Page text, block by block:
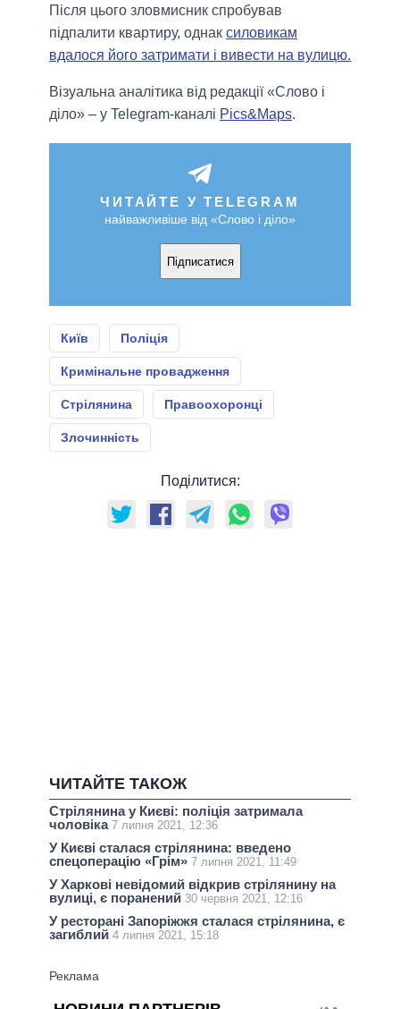
Після цього зловмисник спробував
підпалити квартиру, однак силовикам
вдалося його затримати і вивести на вулицю.
Візуальна аналітика від редакції «Слово і
діло» – у Telegram-каналі Pics&Maps.
ЧИТАЙТЕ У TELEGRAM
найважливіше від «Слово і діло»
Підписатися
Київ Поліція
Кримінальне провадження
Стрілянина Правоохоронці
Злочинність
Поділитися:
ЧИТАЙТЕ ТАКОЖ
Стрілянина у Києві: поліція затримала
чоловіка 7 липня 2021, 12:36
У Києві сталася стрілянина: введено
спецоперацію «Грім» 7 липня 2021, 11:49
У Харкові невідомий відкрив стрілянину на
вулиці, є поранений 30 червня 2021, 12:16
У ресторані Запоріжжя сталася стрілянина, є
загиблий 4 липня 2021, 15:18